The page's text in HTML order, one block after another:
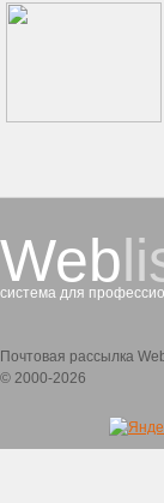
Web
система для
Почтовая рассылка
© 2000-2026